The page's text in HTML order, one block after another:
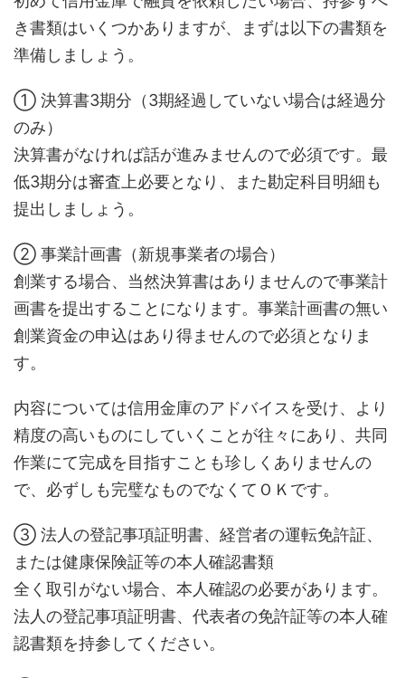
き書類はいくつかありますが、まずは以下の書類を
準備しましょう。
① 決算書3期分（3期経過していない場合は経過分
のみ）
決算書がなければ話が進みませんので必須です。最
低3期分は審査上必要となり、また勘定科目明細も
提出しましょう。
② 事業計画書（新規事業者の場合）
創業する場合、当然決算書はありませんので事業計
画書を提出することになります。事業計画書の無い
創業資金の申込はあり得ませんので必須となりま
す。
内容については信用金庫のアドバイスを受け、より
精度の高いものにしていくことが往々にあり、共同
作業にて完成を目指すことも珍しくありませんの
で、必ずしも完璧なものでなくてＯＫです。
③ 法人の登記事項証明書、経営者の運転免許証、
または健康保険証等の本人確認書類
全く取引がない場合、本人確認の必要があります。
法人の登記事項証明書、代表者の免許証等の本人確
認書類を持参してください。